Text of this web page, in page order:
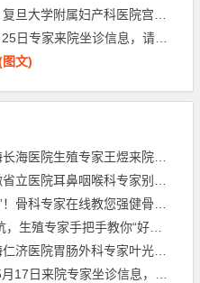
产科医院宫颈疾病专家丰华来院坐诊通知
专家来院坐诊信息，请查收！
文)
海医院生殖专家王煜来院通知
鼻咽喉科专家别远志来院坐诊通知
家在线教您强健骨骼，远离骨折风险
专家手把手教你“好孕”秘诀！
胃肠外科专家叶光耀来院坐诊通知
来院专家坐诊信息，请查收！